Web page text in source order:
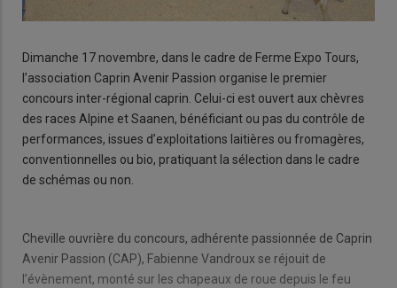
Dimanche 17 novembre, dans le cadre de Ferme Expo Tours,
l’association Caprin Avenir Passion organise le premier
concours inter-régional caprin. Celui-ci est ouvert aux chèvres
des races Alpine et Saanen, bénéficiant ou pas du contrôle de
performances, issues d’exploitations laitières ou fromagères,
conventionnelles ou bio, pratiquant la sélection dans le cadre
de schémas ou non.
Cheville ouvrière du concours, adhérente passionnée de Caprin
Avenir Passion (CAP), Fabienne Vandroux se réjouit de
l’évènement, monté sur les chapeaux de roue depuis le feu